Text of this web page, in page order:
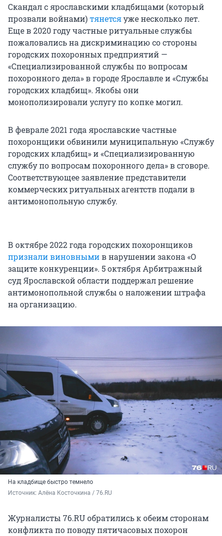
Скандал с ярославскими кладбищами (который
прозвали войнами)тянетсяуже несколько лет.
Еще в 2020 году частные ритуальные службы
пожаловались на дискриминацию со стороны
городских похоронных предприятий —
«Специализированной службы по вопросам
похоронного дела» в городе Ярославле и «Службы
городских кладбищ». Якобы они
монополизировали услугу по копке могил.
В феврале 2021 года ярославские частные
похоронщики обвинили муниципальную «Службу
городских кладбищ» и «Специализированную
службу по вопросам похоронного дела» в сговоре.
Соответствующее заявление представители
коммерческих ритуальных агентств подали в
антимонопольную службу.
В октябре 2022 года городских похоронщиков
признали виновнымив нарушении закона «О
защите конкуренции». 5 октября Арбитражный
суд Ярославской области поддержал решение
антимонопольной службы о наложении штрафа
на организацию.
На кладбище быстро темнело
Источник: Алёна Косточкина / 76.RU
Журналисты 76.RU обратились к обеим сторонам
конфликта по поводу пятичасовых похорон